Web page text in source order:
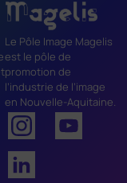
Le Pôle Image Magelis
est le pôle de
promotion de
l’industrie de l’image
en Nouvelle-Aquitaine.